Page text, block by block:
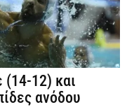
12) και
ανόδου